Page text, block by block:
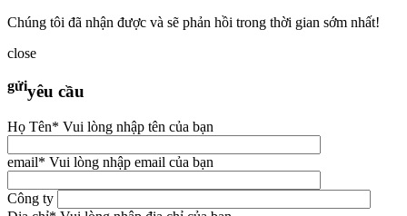
Chúng tôi đã nhận được và sẽ phản hồi trong thời gian sớm nhất!
close
gửiyêu cầu
Họ Tên* Vui lòng nhập tên của bạn
email* Vui lòng nhập email của bạn
Công ty